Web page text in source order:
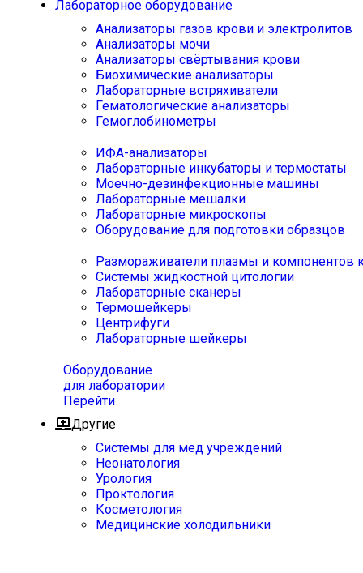
Лабораторное оборудование
Анализаторы газов крови и электролитов
Анализаторы мочи
Анализаторы свёртывания крови
Биохимические анализаторы
Лабораторные встряхиватели
Гематологические анализаторы
Гемоглобинометры
ИФА-анализаторы
Лабораторные инкубаторы и термостаты
Моечно-дезинфекционные машины
Лабораторные мешалки
Лабораторные микроскопы
Оборудование для подготовки образцов
Размораживатели плазмы и компонентов
Системы жидкостной цитологии
Лабораторные сканеры
Термошейкеры
Центрифуги
Лабораторные шейкеры
Оборудование
для лаборатории
Перейти
Другие
Системы для мед учреждений
Неонатология
Урология
Проктология
Косметология
Медицинские холодильники